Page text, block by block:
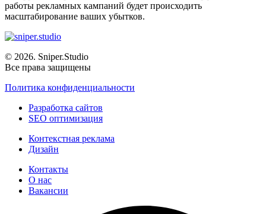
работы рекламных кампаний будет происходить
масштабирование ваших убытков.
© 2026. Sniper.Studio
Все права защищены
Политика конфиденциальности
Разработка сайтов
SEO оптимизация
Контекстная реклама
Дизайн
Контакты
О нас
Вакансии